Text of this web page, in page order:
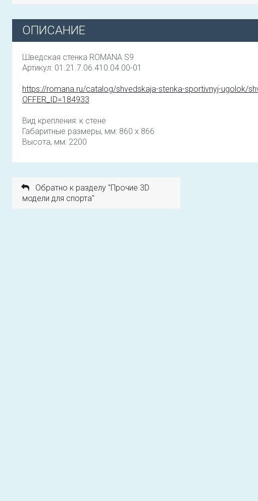
ОПИСАНИЕ
Шведская стенка ROMANA S9
Артикул: 01.21.7.06.410.04.00-01
https://romana.ru/catalog/shvedskaja-stenka-sportivnyj-ugolok/
OFFER_ID=184933
Вид крепления: к стене
Габаритные размеры, мм: 860 x 866
Высота, мм: 2200
Обратно к разделу "Прочие 3D
модели для спорта"